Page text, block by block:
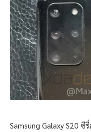
Samsung Galaxy S20